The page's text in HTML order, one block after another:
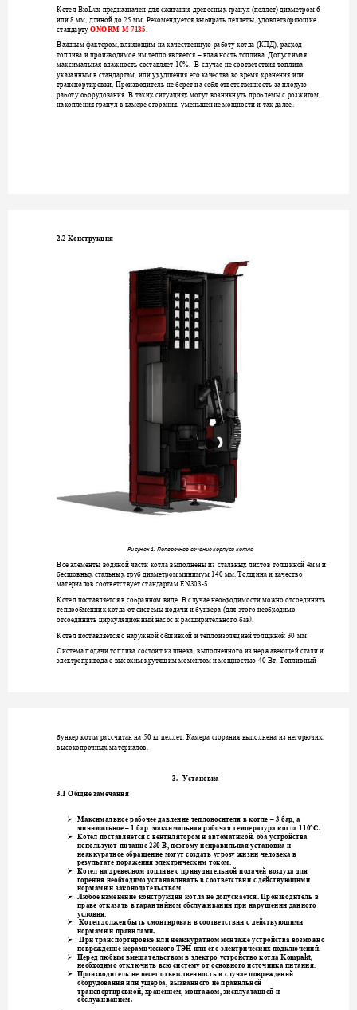
Котел BioLux предназначен для сжигания древесных гранул (пеллет) диаметром 6
или 8 мм, длиной до 25 мм. Рекомендуется выбирать пеллеты, удовлетворяющие
стандарту ONORM M 7135.
Важным фактором, влияющим на качественную работу котла (КПД), расход
топлива и производимое им тепло является – влажность топлива. Допустимая
максимальная влажность составляет 10%. В случае не соответствия топлива
указанным в стандартам, или ухудшения его качества во время хранения или
транспортировки, Производитель не берет на себя ответственность за плохую
работу оборудования. В таких ситуациях могут возникнуть проблемы с розжигом,
накопления гранул в камере сгорания, уменьшение мощности и так далее.
2.2 Конструкция
Рисунок 1. Поперечное сечение корпуса котла
Все элементы водяной части котла выполнены из стальных листов толщиной 4мм и
бесшовных стальных труб диаметром минимум 140 мм. Толщина и качество
материалов соответствует стандартам EN303-5.
Котел поставляется в собранном виде. В случае необходимости можно отсоединить
теплообменник котла от системы подачи и бункера (для этого необходимо
отсоединить циркуляционный насос и расширительного бак).
Котел поставляется с наружной обшивкой и теплоизоляцией толщиной 30 мм
Система подачи топлива состоит из шнека, выполненного из нержавеющей стали и
электропривода с высоким крутящим моментом и мощностью 40 Вт. Топливный
бункер котла рассчитан на 50 кг пеллет. Камера сгорания выполнена из негорючих,
высокопрочных материалов.
3. Установка
3.1 Общие замечания
 Максимальное рабочее давление теплоносителя в котле – 3 бар, а
минимальное – 1 бар. максимальная рабочая температура котла 110°C.
 Котел поставляется с вентилятором и автоматикой, оба устройства
используют питание 230 В, поэтому неправильная установка и
неаккуратное обращение могут создать угрозу жизни человека в
результате поражения электрическим током.
 Котел на древесном топливе с принудительной подачей воздуха для
горения необходимо устанавливать в соответствии с действующими
нормами и законодательством.
 Любое изменение конструкции котла не допускается. Производитель в
праве отказать в гарантийном обслуживании при нарушении данного
условия.
 Котел должен быть смонтирован в соответствии с действующими
нормами и правилами.
 При транспортировке или неаккуратном монтаже устройства возможно
повреждение керамического ТЭН или его электрических подключений.
 Перед любым вмешательством в электро устройство котла Kompakt,
необходимо отключить всю систему от основного источника питания.
 Производитель не несет ответственность в случае повреждений
оборудования или ущерба, вызванного не правильной
транспортировкой, хранением, монтажом, эксплуатацией и
обслуживанием.